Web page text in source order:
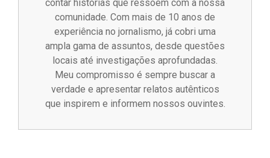
contar histórias que ressoem com a nossa
comunidade. Com mais de 10 anos de
experiência no jornalismo, já cobri uma
ampla gama de assuntos, desde questões
locais até investigações aprofundadas.
Meu compromisso é sempre buscar a
verdade e apresentar relatos autênticos
que inspirem e informem nossos ouvintes.